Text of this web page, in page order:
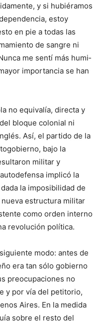
y si hubiéramos
estoy
en pie a todas las
de sangre ni
me sentí más humi­
importancia se han
no equivalía, directa y
bloque colonial ni
Así, el partido de la
bajo la
militar y
implicó la
la imposibilidad de
estructura militar
como orden interno
revolución política.
modo: antes de
era tan sólo gobierno
preocupaciones no
y por vía del petitorio,
Aires. En la medida
sobre el resto del